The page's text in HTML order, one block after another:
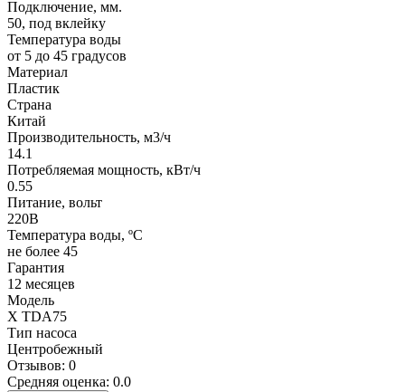
Подключение, мм.
50, под вклейку
Температура воды
от 5 до 45 градусов
Материал
Пластик
Страна
Китай
Производительность, м3/ч
14.1
Потребляемая мощность, кВт/ч
0.55
Питание, вольт
220В
Температура воды, ºС
не более 45
Гарантия
12 месяцев
Модель
X TDA75
Тип насоса
Центробежный
Отзывов: 0
Средняя оценка: 0.0